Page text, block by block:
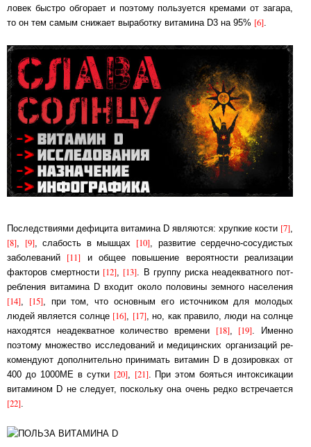
ло­век быст­ро об­го­ра­ет и поэтому пользуется кремами от загара,
то он тем са­мым сни­жа­ет вы­ра­бот­ку ви­та­ми­на D3 на 95% [6]
Последствиями дефицита витамина D являются: хрупкие кости [7]
[8] [9], сла­бость в мыш­цах [10], развитие сердечно-сосудистых
заболеваний [11] и об­щее по­вы­ше­ние ве­ро­ят­нос­ти реа­ли­за­ции
факторов смертности [12] [13] . В группу рис­ка не­адек­ват­но­го пот­
реб­ле­ния ви­та­ми­на D входит около половины земного на­се­ле­ния
[14] [15], при том, что ос­нов­ным его источником для молодых
людей яв­ля­ет­ся солн­це [16] [17], но, как пра­ви­ло, люди на солнце
находятся неадекватное ко­ли­чест­во вре­ме­ни [18], [19] . Имен­но
поэтому множество исследований и ме­ди­цинс­ких ор­га­ни­за­ций ре­
ко­мен­ду­ют до­пол­ни­тель­но принимать витамин D в до­зи­ров­ках от
400 до 1000МЕ в сут­ки [20], [21]. При этом бояться интоксикации
ви­та­ми­ном D не сле­ду­ет, по­сколь­ку она очень ред­ко встречается
[22]